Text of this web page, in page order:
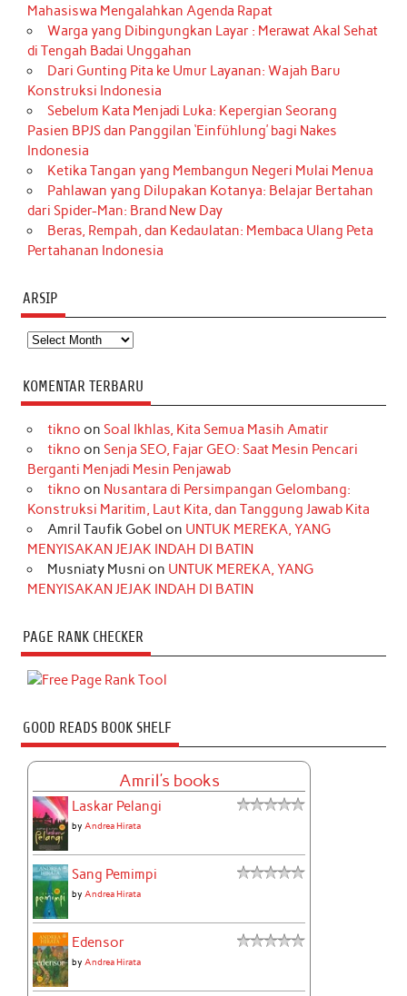
Mahasiswa Mengalahkan Agenda Rapat
Warga yang Dibingungkan Layar : Merawat Akal Sehat
di Tengah Badai Unggahan
Dari Gunting Pita ke Umur Layanan: Wajah Baru
Konstruksi Indonesia
Sebelum Kata Menjadi Luka: Kepergian Seorang
Pasien BPJS dan Panggilan ‘Einfühlung’ bagi Nakes
Indonesia
Ketika Tangan yang Membangun Negeri Mulai Menua
Pahlawan yang Dilupakan Kotanya: Belajar Bertahan
dari Spider-Man: Brand New Day
Beras, Rempah, dan Kedaulatan: Membaca Ulang Peta
Pertahanan Indonesia
ARSIP
Arsip
KOMENTAR TERBARU
tikno on Soal Ikhlas, Kita Semua Masih Amatir
tikno on Senja SEO, Fajar GEO: Saat Mesin Pencari
Berganti Menjadi Mesin Penjawab
tikno on Nusantara di Persimpangan Gelombang:
Konstruksi Maritim, Laut Kita, dan Tanggung Jawab Kita
Amril Taufik Gobel on UNTUK MEREKA, YANG
MENYISAKAN JEJAK INDAH DI BATIN
Musniaty Musni on UNTUK MEREKA, YANG
MENYISAKAN JEJAK INDAH DI BATIN
PAGE RANK CHECKER
GOOD READS BOOK SHELF
Amril's books
Laskar Pelangi
byAndrea Hirata
Sang Pemimpi
byAndrea Hirata
Edensor
byAndrea Hirata